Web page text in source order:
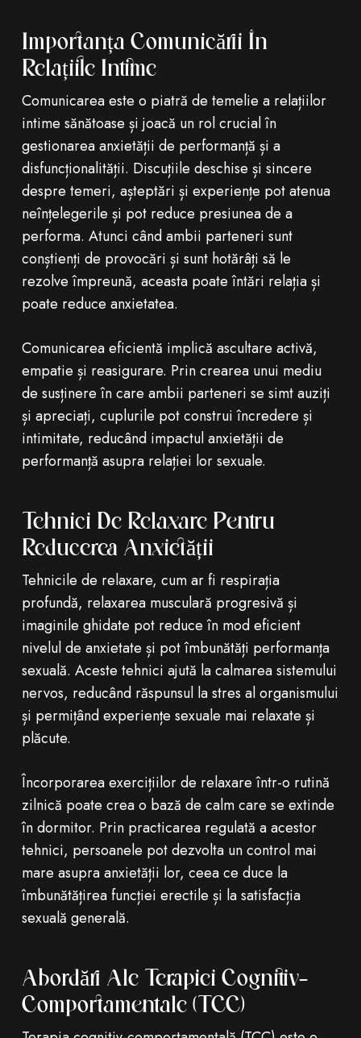
Importanța Comunicării În
Relațiile Intime
Comunicarea este o piatră de temelie a relațiilor
intime sănătoase și joacă un rol crucial în
gestionarea anxietății de performanță și a
disfuncționalității. Discuțiile deschise și sincere
despre temeri, așteptări și experiențe pot atenua
neînțelegerile și pot reduce presiunea de a
performa. Atunci când ambii parteneri sunt
conștienți de provocări și sunt hotărâți să le
rezolve împreună, aceasta poate întări relația și
poate reduce anxietatea.
Comunicarea eficientă implică ascultare activă,
empatie și reasigurare. Prin crearea unui mediu
de susținere în care ambii parteneri se simt auziți
și apreciați, cuplurile pot construi încredere și
intimitate, reducând impactul anxietății de
performanță asupra relației lor sexuale.
Tehnici De Relaxare Pentru
Reducerea Anxietății
Tehnicile de relaxare, cum ar fi respirația
profundă, relaxarea musculară progresivă și
imaginile ghidate pot reduce în mod eficient
nivelul de anxietate și pot îmbunătăți performanța
sexuală. Aceste tehnici ajută la calmarea sistemului
nervos, reducând răspunsul la stres al organismului
și permițând experiențe sexuale mai relaxate și
plăcute.
Încorporarea exercițiilor de relaxare într-o rutină
zilnică poate crea o bază de calm care se extinde
în dormitor. Prin practicarea regulată a acestor
tehnici, persoanele pot dezvolta un control mai
mare asupra anxietății lor, ceea ce duce la
îmbunătățirea funcției erectile și la satisfacția
sexuală generală.
Abordări Ale Terapiei Cognitiv-
Comportamentale (TCC)